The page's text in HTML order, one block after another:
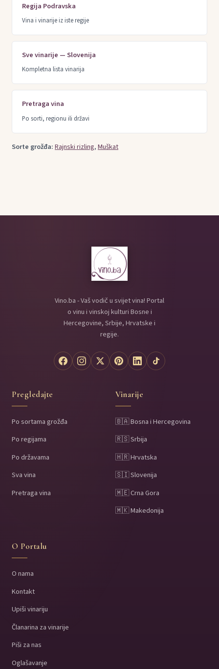
Regija Podravska
Vina i vinarije iz iste regije
Sve vinarije — Slovenija
Kompletna lista vinarija
Pretraga vina
Po sorti, regionu ili državi
Sorte grožđa:Rajnski rizling,Muškat
Vino.ba - Vaš vodič u svijet vina! Portal
o vinu i vinskoj kulturi Bosne i
Hercegovine, Srbije, Hrvatske i
regije.
Pregledajte
Po sortama grožđa
Po regijama
Po državama
Sva vina
Pretraga vina
Vinarije
🇧🇦 Bosna i Hercegovina
🇷🇸 Srbija
🇭🇷 Hrvatska
🇸🇮 Slovenija
🇲🇪 Crna Gora
🇲🇰 Makedonija
O Portalu
O nama
Kontakt
Upiši vinariju
Članarina za vinarije
Piši za nas
Oglašavanje